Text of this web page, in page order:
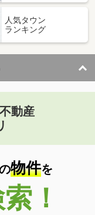
西院西貝川町
松尾木ノ曽町
人気タウン
ランキング
動産
物件を
！